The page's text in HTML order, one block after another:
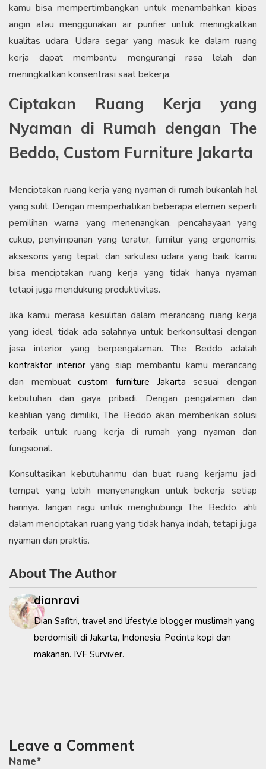
kamu bisa mempertimbangkan untuk menambahkan kipas
angin atau menggunakan air purifier untuk meningkatkan
kualitas udara. Udara segar yang masuk ke dalam ruang
kerja dapat membantu mengurangi rasa lelah dan
meningkatkan konsentrasi saat bekerja.
Ciptakan Ruang Kerja yang
Nyaman di Rumah dengan The
Beddo, Custom Furniture Jakarta
Menciptakan ruang kerja yang nyaman di rumah bukanlah hal
yang sulit. Dengan memperhatikan beberapa elemen seperti
pemilihan warna yang menenangkan, pencahayaan yang
cukup, penyimpanan yang teratur, furnitur yang ergonomis,
aksesoris yang tepat, dan sirkulasi udara yang baik, kamu
bisa menciptakan ruang kerja yang tidak hanya nyaman
tetapi juga mendukung produktivitas.
Jika kamu merasa kesulitan dalam merancang ruang kerja
yang ideal, tidak ada salahnya untuk berkonsultasi dengan
jasa interior yang berpengalaman. The Beddo adalah
kontraktor interioryang siap membantu kamu merancang
dan membuatcustom furniture Jakarta sesuai dengan
kebutuhan dan gaya pribadi. Dengan pengalaman dan
keahlian yang dimiliki, The Beddo akan memberikan solusi
terbaik untuk ruang kerja di rumah yang nyaman dan
fungsional.
Konsultasikan kebutuhanmu dan buat ruang kerjamu jadi
tempat yang lebih menyenangkan untuk bekerja setiap
harinya. Jangan ragu untuk menghubungi The Beddo, ahli
dalam menciptakan ruang yang tidak hanya indah, tetapi juga
nyaman dan praktis.
About The Author
dianravi
Dian Safitri, travel and lifestyle blogger muslimah yang
berdomisili di Jakarta, Indonesia. Pecinta kopi dan
makanan. IVF Surviver.
Leave a Comment
Name*